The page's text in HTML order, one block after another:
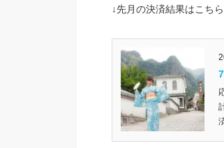
↓先月の決済結果はこちら